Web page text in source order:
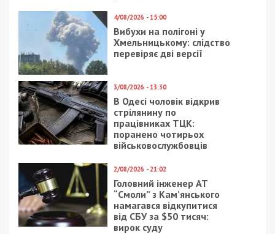
4/08/2026 - 15:00
Вибухи на полігоні у
Хмельницькому: слідство
перевіряє дві версії
3/08/2026 - 13:30
В Одесі чоловік відкрив
стрілянину по
працівниках ТЦК:
поранено чотирьох
військовослужбовців
2/08/2026 - 21:02
Головний інженер АТ
“Смоли” з Кам’янського
намагався відкупитися
від СБУ за $50 тисяч:
вирок суду